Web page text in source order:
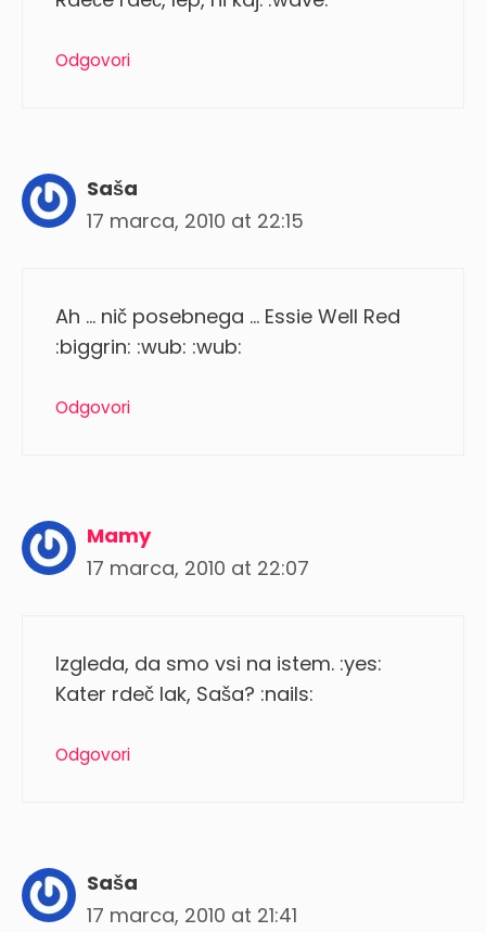
Odgovori
Saša
17 marca, 2010 at 22:15
Ah … nič posebnega … Essie Well Red
:biggrin: :wub: :wub:
Odgovori
Mamy
17 marca, 2010 at 22:07
Izgleda, da smo vsi na istem. :yes:
Kater rdeč lak, Saša? :nails:
Odgovori
Saša
17 marca, 2010 at 21:41